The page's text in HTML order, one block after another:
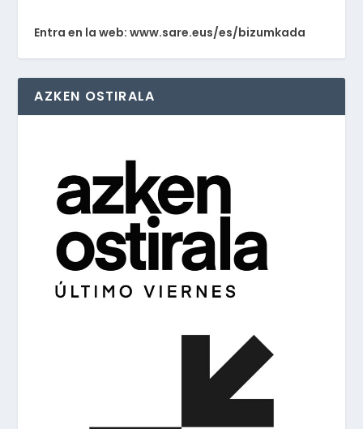
Entra en la web: www.sare.eus/es/bizumkada
AZKEN OSTIRALA